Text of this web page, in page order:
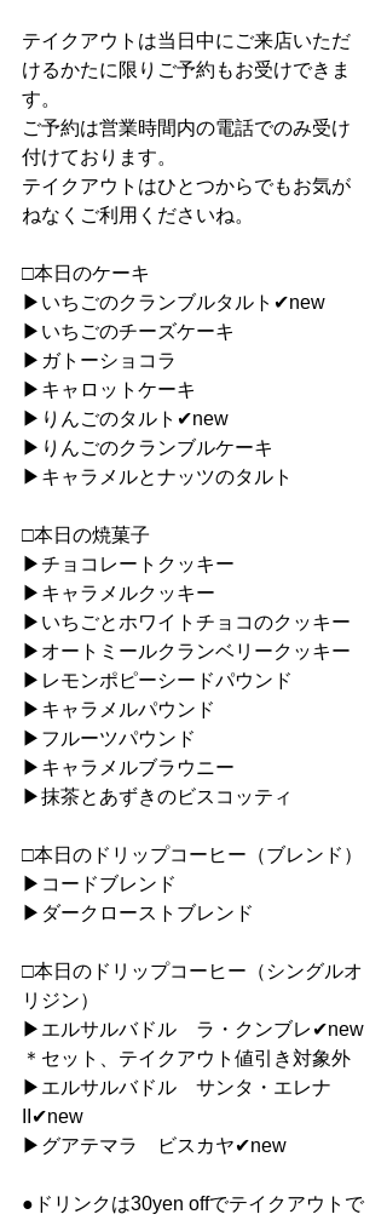
テイクアウトは当日中にご来店いただ
けるかたに限りご予約もお受けできま
す。
ご予約は営業時間内の電話でのみ受け
付けております。
テイクアウトはひとつからでもお気が
ねなくご利用くださいね。
□本日のケーキ
▶︎いちごのクランブルタルト✔︎new
▶︎いちごのチーズケーキ
▶︎ガトーショコラ
▶︎キャロットケーキ
▶︎りんごのタルト✔︎new
▶︎りんごのクランブルケーキ
▶︎キャラメルとナッツのタルト
□本日の焼菓子
▶︎チョコレートクッキー
▶︎キャラメルクッキー
▶︎いちごとホワイトチョコのクッキー
▶︎オートミールクランベリークッキー
▶︎レモンポピーシードパウンド
▶︎キャラメルパウンド
▶︎フルーツパウンド
▶︎キャラメルブラウニー
▶︎抹茶とあずきのビスコッティ
□本日のドリップコーヒー（ブレンド）
▶︎コードブレンド
▶︎ダークローストブレンド
□本日のドリップコーヒー（シングルオ
リジン）
▶︎エルサルバドル　ラ・クンブレ✔︎new
＊セット、テイクアウト値引き対象外
▶︎エルサルバドル　サンタ・エレナ
II✔︎new
▶︎グアテマラ　ビスカヤ✔︎new
●ドリンクは30yen offでテイクアウトで